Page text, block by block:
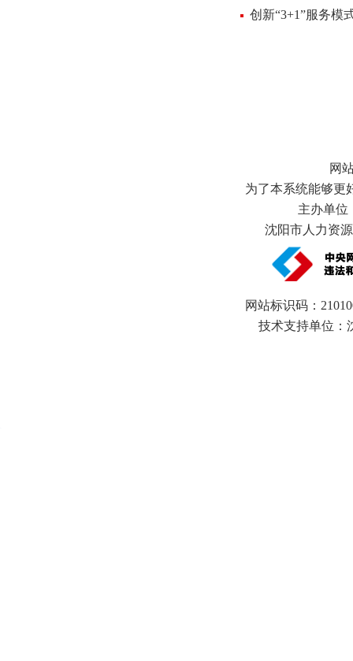
创新“3+1”服务模
网
为了本系统能够更
主办单位
沈阳市人力资
网站标识码：
技术支持单位：